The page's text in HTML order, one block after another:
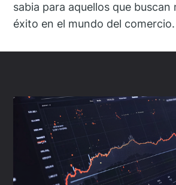
sabia para aquellos que
éxito en el mundo del comercio.